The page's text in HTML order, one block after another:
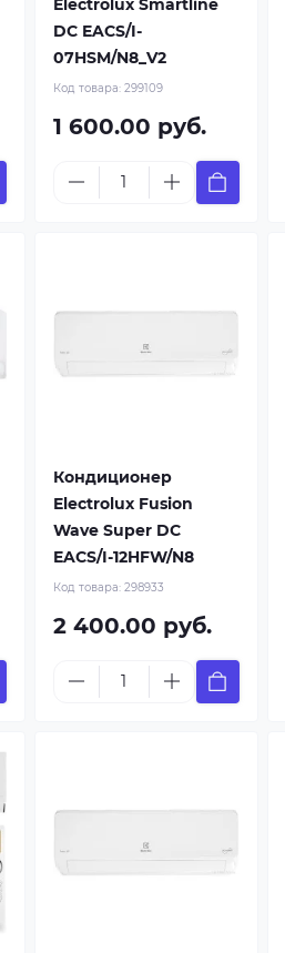
Electrolux Smartline
DC EACS/I-
07HSM/N8_V2
Код товара: 299109
1 600.00 руб.
Кондиционер
Electrolux Fusion
Wave Super DC
EACS/I-12HFW/N8
Код товара: 298933
2 400.00 руб.